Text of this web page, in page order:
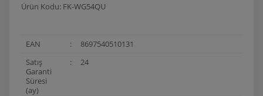
Ürün Kodu: FK-WG54QU
EAN :
8697540510131
Satış
Garanti
Süresi
(ay)
: 24